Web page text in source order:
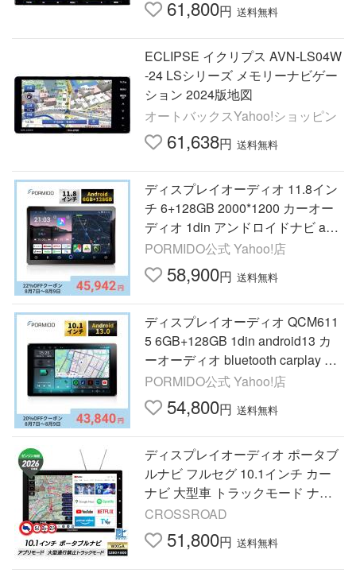
61,800円 送料無料
ECLIPSE イクリプス AVN-LS04W
-24 LSシリーズ メモリーナビゲー
ション 2024版地図
オートバックスYahoo!ショッピン
61,638円 送料無料
ディスプレイオーディオ 11.8イン
チ 6+128GB 2000*1200 カーオー
ディオ 1din アンドロイドナビ appl
e carplay android auto カーナビ ミ
ラーリング FM PR-G10
PORMIDO公式 Yahoo!店
58,900円 送料無料
ディスプレイオーディオ QCM611
5 6GB+128GB 1din android13 カ
ーオーディオ bluetooth carplay an
droid auto ミラーリング 10.1イン
チ HDMI dsp PR-G20
PORMIDO公式 Yahoo!店
54,800円 送料無料
ディスプレイオーディオ ポータブ
ルナビ フルセグ 10.1インチ カー
ナビ 大型車 トラックモード ナビ
ゼンリン地図 YouTube Netflix DPL
AY-1013ATP DreamMaker
CROSSROAD
51,800円 送料無料